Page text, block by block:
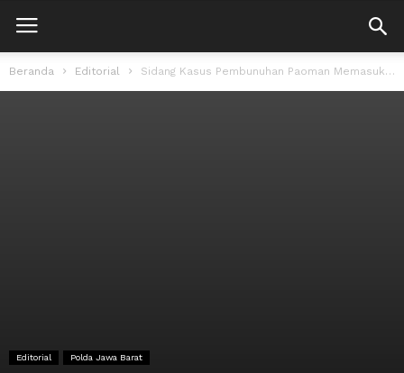
Beranda Editorial Sidang Kasus Pembunuhan Paoman Memasuki Babak Penentuan, Keluarga Korban Desak Vonis Maksimal:...
Editorial Polda Jawa Barat